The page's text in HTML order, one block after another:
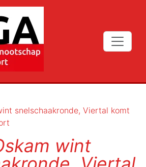
snelschaakronde, Viertal komt
wint